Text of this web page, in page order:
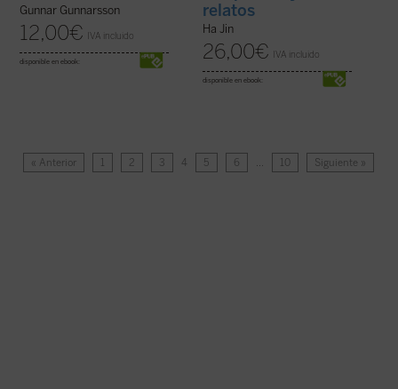
Gunnar Gunnarsson
12,00€ IVA incluido
disponible en ebook:
relatos
Ha Jin
26,00€ IVA incluido
disponible en ebook:
« Anterior 1 2 3 4 5 6 … 10 Siguiente »